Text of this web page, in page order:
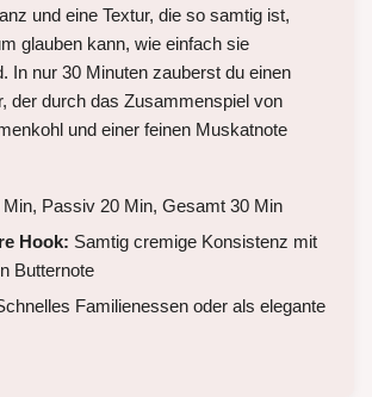
und eine Textur, die so samtig ist,
glauben kann, wie einfach sie
In nur 30 Minuten zauberst du einen
der durch das Zusammenspiel von
und einer feinen Muskatnote
Passiv 20 Min, Gesamt 30 Min
Hook: Samtig cremige Konsistenz mit
Butternote
Familienessen oder als elegante